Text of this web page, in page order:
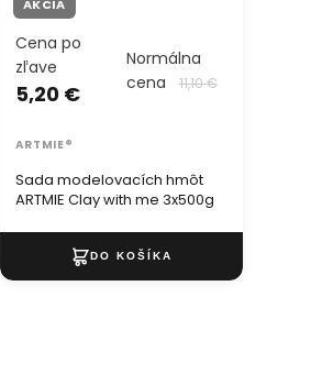
AKCIA
Sada modelovacích hmôt
ARTMIE Clay with me 3x500g
Cena po
zľave
5,20 €
Normálna
cena
11,10 €
ARTMIE®